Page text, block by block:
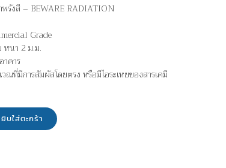
พรังสี – BEWARE RADIATION
Grade
หนา 2 ม.ม.
าคาร
ณที่มีการสัมผัสโดยตรง หรือมีไอระเหยของสารเคมี
บใส่ตะกร้า